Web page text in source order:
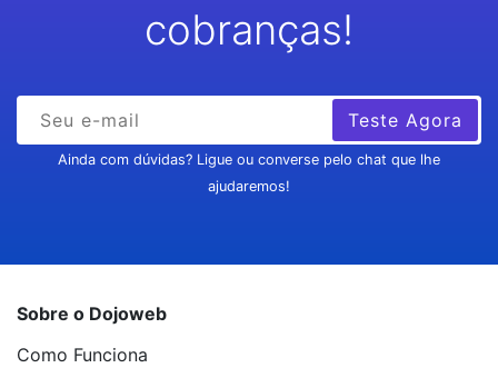
cobranças!
Teste Agora
Ainda com dúvidas? Ligue ou converse pelo chat que lhe
ajudaremos!
Sobre o Dojoweb
Como Funciona